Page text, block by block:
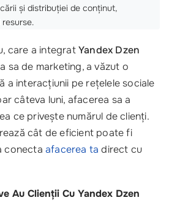
și distribuției de conținut,
care a integratYandex Dzen
sa de marketing, a văzut o
a interacțiunii pe rețelele sociale
câteva luni, afacerea sa a
ce privește numărul de clienți.
cât de eficient poate fi
conecta afacerea ta direct cu
Au Clienții Cu Yandex Dzen